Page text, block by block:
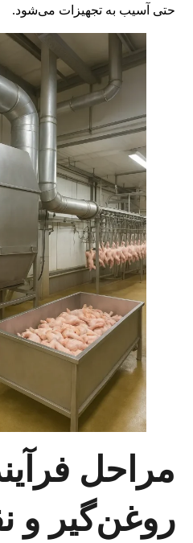
حتی آسیب به تجهیزات می‌شود.
مراحل
روغن‌گیر و